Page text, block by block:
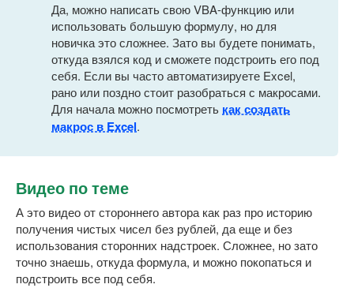
Да, можно написать свою VBA-функцию или
использовать большую формулу, но для
новичка это сложнее. Зато вы будете понимать,
откуда взялся код и сможете подстроить его под
себя. Если вы часто автоматизируете Excel,
рано или поздно стоит разобраться с макросами.
Для начала можно посмотреть как создать
макрос в Excel.
Видео по теме
А это видео от стороннего автора как раз про историю
получения чистых чисел без рублей, да еще и без
использования сторонних надстроек. Сложнее, но зато
точно знаешь, откуда формула, и можно покопаться и
подстроить все под себя.